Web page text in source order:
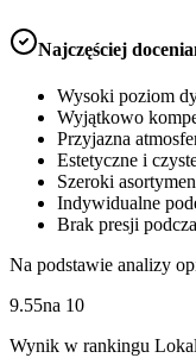
Najczęściej
Wysoki poziom
Wyjątkowo
Przyjazna
Estetyczne i
Szeroki
Indywidualne
Brak presji
Na podstawie analizy
9.55na 10
Wynik w rankingu